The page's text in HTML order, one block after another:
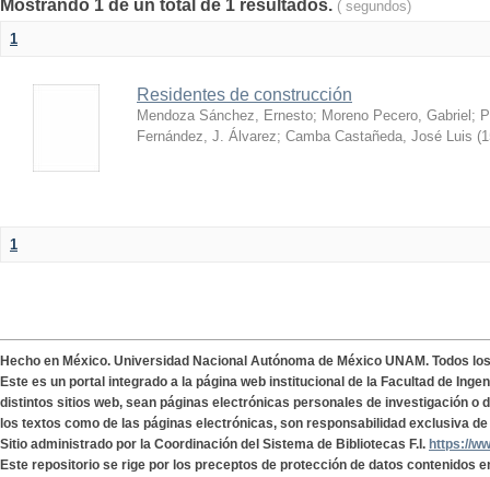
Mostrando 1 de un total de 1 resultados. ( segundos)
1
Residentes de construcción
Mendoza Sánchez, Ernesto; Moreno Pecero, Gabriel ;
Fernández, J. Álvarez; Camba Castañeda, José Luis (
1
Hecho en México. Universidad Nacional Autónoma de México UNAM. Todos
Este es un portal integrado a la página web institucional de la Facultad de
distintos sitios web, sean páginas electrónicas personales de investigación o
los textos como de las páginas electrónicas, son responsabilidad exclusiva
Sitio administrado por la Coordinación del Sistema de Bibliotecas F.I. https://
Este repositorio se rige por los preceptos de protección de datos contenidos